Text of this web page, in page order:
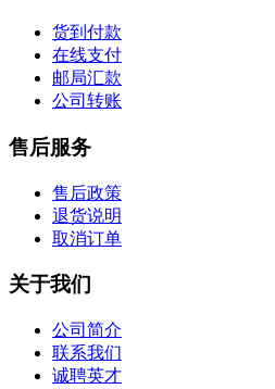
货到付款
在线支付
邮局汇款
公司转账
售后服务
售后政策
退货说明
取消订单
关于我们
公司简介
联系我们
诚聘英才